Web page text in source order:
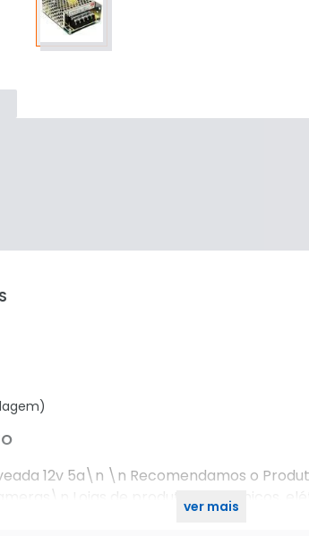
12v 5a\n \n Recomendamos o
Lojas de produtos eletrônicos,
ver mais